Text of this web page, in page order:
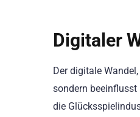
Digitaler
Der digitale
sondern
die